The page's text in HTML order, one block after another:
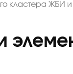
кластера ЖБИ